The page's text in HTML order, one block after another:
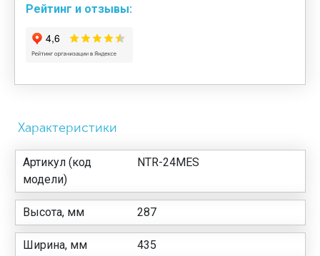
Рейтинг и отзывы:
Характеристики
Артикул (код
модели)
NTR-24MES
Высота, мм 287
Ширина, мм 435